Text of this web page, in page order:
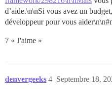
d’aide.\n\nSi vous avez un
développeur pour vous
7 « J'aime »
denvergeeks Septembre 18,
4